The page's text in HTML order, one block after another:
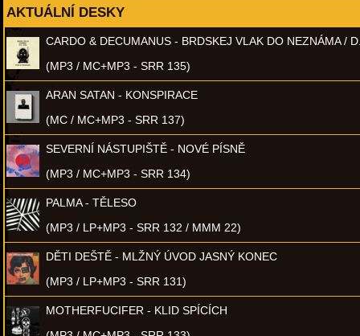
AKTUÁLNÍ DESKY
CARDO & DECUMANUS - BRDSKEJ VLAK DO NEZNÁMA /
(MP3 / MC+MP3 - SRR 135)
ARAN SATAN - KONSPIRACE
(MC / MC+MP3 - SRR 137)
SEVERNÍ NÁSTUPIŠTĚ - NOVÉ PÍSNĚ
(MP3 / MC+MP3 - SRR 134)
PALMA - TĚLESO
(MP3 / LP+MP3 - SRR 132 / MMM 22)
DĚTI DEŠTĚ - MLŽNÝ ÚVOD JASNÝ KONEC
(MP3 / LP+MP3 - SRR 131)
MOTHERFUCIFER - KLID SPÍCÍCH